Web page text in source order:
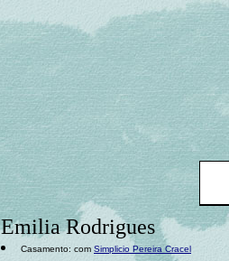
Emilia Rodrigues
Casamento: com Simplicio Pereira Cracel